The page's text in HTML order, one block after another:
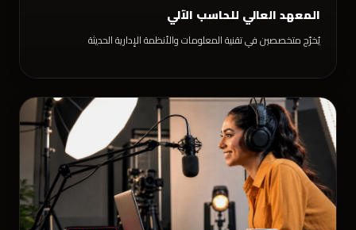
المعهد العالي للحاسب الآلي
يُخرّج متخصصين في تقنية المعلومات والأنظمة الإدارية الحديثة